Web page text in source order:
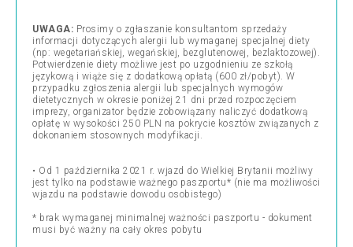
UWAGA: Prosimy o zgłaszanie konsultantom sprzedaży
informacji dotyczących alergii lub wymaganej specjalnej diety
(np: wegetariańskiej, wegańskiej, bezglutenowej, bezlaktozowej).
Potwierdzenie diety możliwe jest po uzgodnieniu ze szkołą
językową i wiąże się z dodatkową opłatą (600 zł/pobyt). W
przypadku zgłoszenia alergii lub specjalnych wymogów
dietetycznych w okresie poniżej 21 dni przed rozpoczęciem
imprezy, organizator będzie zobowiązany naliczyć dodatkową
opłatę w wysokości 250 PLN na pokrycie kosztów związanych z
dokonaniem stosownych modyfikacji.
• Od 1 października 2021 r. wjazd do Wielkiej Brytanii możliwy
jest tylko na podstawie ważnego paszportu* (nie ma możliwości
wjazdu na podstawie dowodu osobistego)
* brak wymaganej minimalnej ważności paszportu - dokument
musi być ważny na cały okres pobytu